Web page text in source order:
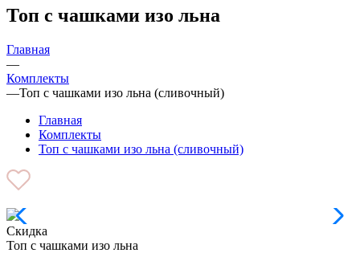
Топ с чашками изо льна
Главная
—
Комплекты
—Топ с чашками изо льна (сливочный)
Главная
Комплекты
Топ с чашками изо льна (сливочный)
Скидка
Топ с чашками изо льна